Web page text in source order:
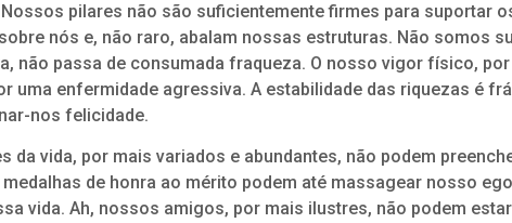
pilares não são suficientemente firmes para suportar
nós e, não raro, abalam nossas estruturas. Não somos
não passa de consumada fraqueza. O nosso vigor físico,
uma enfermidade agressiva. A estabilidade das riquezas é
nos felicidade.
da vida, por mais variados e abundantes, não podem
de honra ao mérito podem até massagear nosso
vida. Ah, nossos amigos, por mais ilustres, não podem